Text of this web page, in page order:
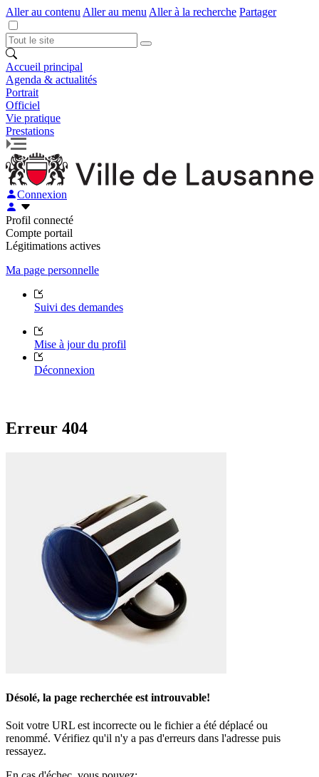
Aller au contenu Aller au menu Aller à la recherche Partager
Accueil principal
Agenda & actualités
Portrait
Officiel
Vie pratique
Prestations
Connexion
Profil connecté
Compte portail
Légitimations actives
Ma page personnelle
Suivi des demandes
Mise à jour du profil
Déconnexion
Erreur 404
Désolé, la page recherchée est introuvable!
Soit votre URL est incorrecte ou le fichier a été déplacé ou
renommé. Vérifiez qu'il n'y a pas d'erreurs dans l'adresse puis
ressayez.